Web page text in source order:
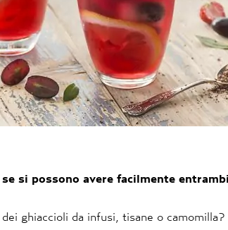
si possono avere facilmente
ghiaccioli da infusi, tisane o camomilla?